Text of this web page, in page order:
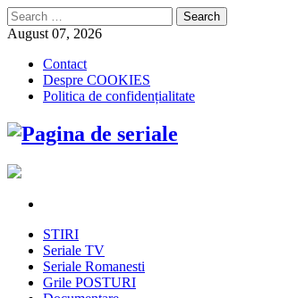
Search
for:
August 07, 2026
Contact
Despre COOKIES
Politica de confidențialitate
STIRI
Seriale TV
Seriale Romanesti
Grile POSTURI